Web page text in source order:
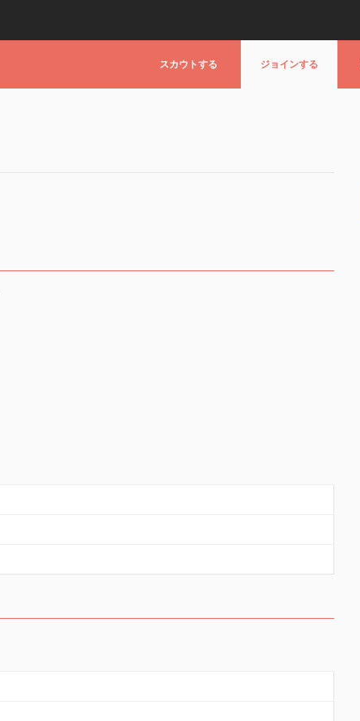
スカウトする ジョインする